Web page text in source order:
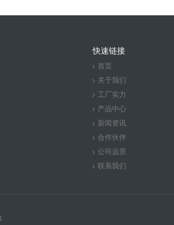
快速链接
首页
关于我们
工厂实力
产品中心
新闻资讯
合作伙伴
公司远景
联系我们